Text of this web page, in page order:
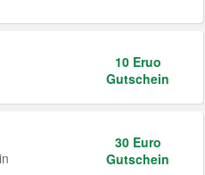
10 Eruo
Gutschein
30 Euro
Gutschein